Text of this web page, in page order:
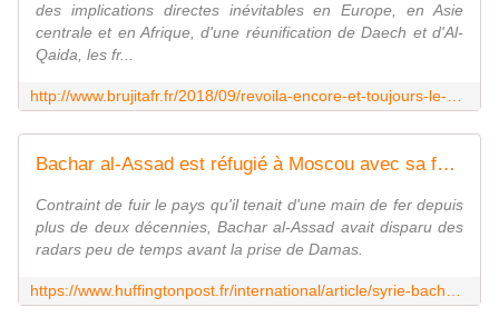
des implications directes inévitables en Europe, en Asie
centrale et en Afrique, d'une réunification de Daech et d'Al-
Qaida, les fr...
Bachar al-Assad est réfugié à Moscou avec sa famille, selon les agences de presse russes
Contraint de fuir le pays qu'il tenait d'une main de fer depuis
plus de deux décennies, Bachar al-Assad avait disparu des
radars peu de temps avant la prise de Damas.